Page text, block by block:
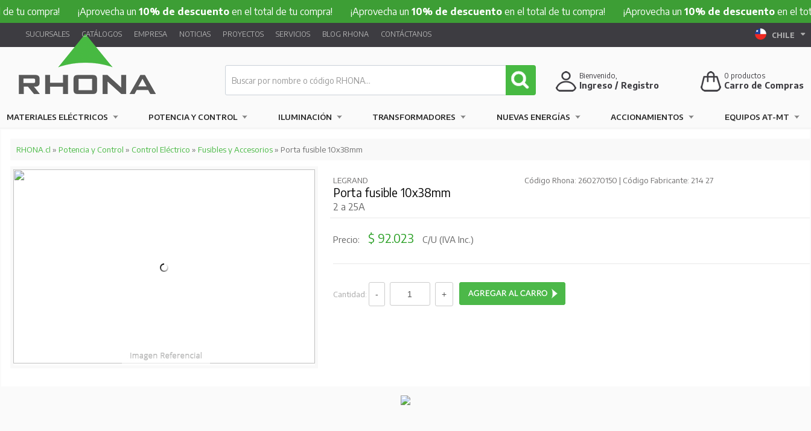
¡Aprovecha un10% de descuentoen el total de tu compra! ¡Aprovecha un10% de descuentoen el total de tu compra! ¡Aprovecha un10% de descuentoen el total de tu
SUCURSALES CATÁLOGOS EMPRESA NOTICIAS PROYECTOS SERVICIOS BLOG RHONA CONTÁCTANOS CHILE
0 productos
Carro de Compras
Bienvenido,
Ingreso / Registro
MATERIALES ELÉCTRICOS POTENCIA Y CONTROL ILUMINACIÓN TRANSFORMADORES NUEVAS ENERGÍAS ACCIONAMIENTOS EQUIPOS AT-MT
RHONA.cl » Potencia y Control » Control Eléctrico » Fusibles y Accesorios» Porta fusible 10x38mm
LEGRAND Código Rhona: 260270150 | Código Fabricante: 214 27
Porta fusible 10x38mm
2 a 25A
Precio: $ 92.023 C/U (IVA Inc.)
Cantidad: